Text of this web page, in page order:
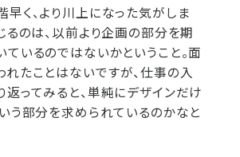
早く、より川上になった気がしま
るのは、以前より企画の部分を期
いるのではないかということ。面
れたことはないですが、仕事の入
返ってみると、単純にデザインだけ
う部分を求められているのかなと